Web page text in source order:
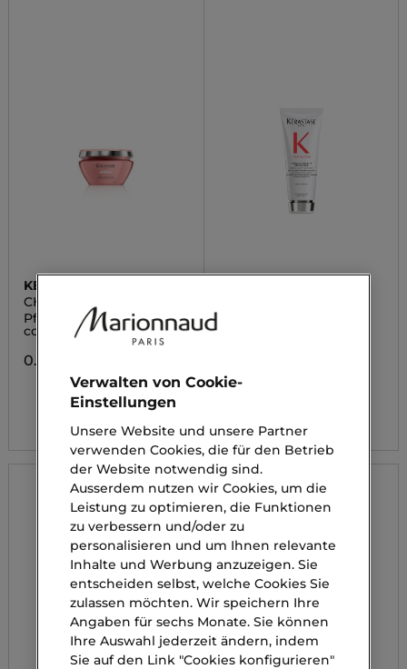
KÉRASTASE
CHROMA ABSOLU
Pflegemaske für
coloriertes Haar
0.00 CHF
geschädigtes Haar
Verwalten von Cookie-
Einstellungen
Unsere Website und unsere Partner
verwenden Cookies, die für den Betrieb
der Website notwendig sind.
Ausserdem nutzen wir Cookies, um die
Leistung zu optimieren, die Funktionen
zu verbessern und/oder zu
personalisieren und um Ihnen relevante
Inhalte und Werbung anzuzeigen. Sie
entscheiden selbst, welche Cookies Sie
zulassen möchten. Wir speichern Ihre
Angaben für sechs Monate. Sie können
Ihre Auswahl jederzeit ändern, indem
Sie auf den Link "Cookies konfigurieren"